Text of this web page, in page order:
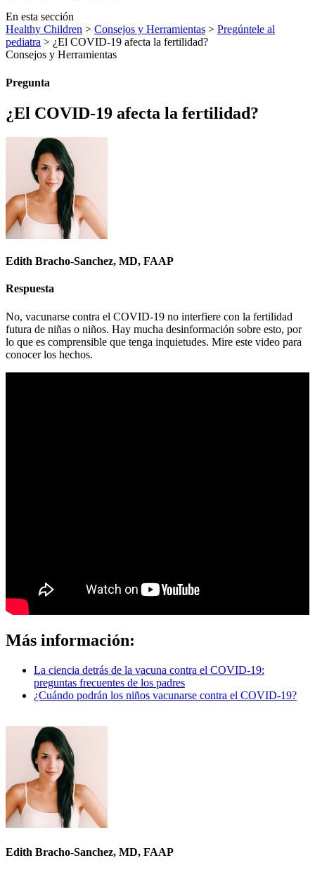
En esta sección
Healthy Children > Consejos y Herramientas > Pregúntele al
pediatra > ¿El COVID-19 afecta la fertilidad?
Consejos y Herramientas
Pregunta
¿El COVID-19 afecta la fertilidad?
Edith Bracho-Sanchez, MD, FAAP
Respuesta
No, vacunarse contra el COVID-19 no interfiere con la fertilidad
futura de niñas o niños. Hay mucha desinformación sobre esto, por
lo que es comprensible que tenga inquietudes. Mire este video para
conocer los hechos.
Más información:
La ciencia detrás de la vacuna contra el COVID-19:
preguntas frecuentes de los padres
¿Cuándo podrán los niños vacunarse contra el COVID-19?
Edith Bracho-Sanchez, MD, FAAP